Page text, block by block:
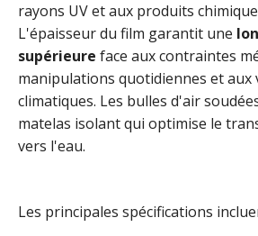
rayons UV et aux produits
L'épaisseur du film garantit une
supérieure face aux contraintes
manipulations quotidiennes et aux
climatiques. Les bulles d'air
matelas isolant qui optimise le
vers l'eau.
Les principales spécifications